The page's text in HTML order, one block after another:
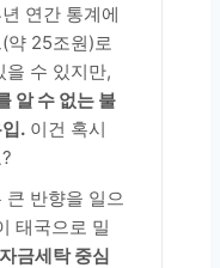
연간 통계에
약 25조원)로
을 수 있지만,
알 수 없는 불
. 이건 혹시
반향을 일으
태국으로 밀
금세탁 중심